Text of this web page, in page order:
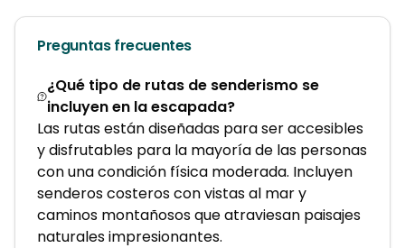
Preguntas frecuentes
¿Qué tipo de rutas de senderismo se
incluyen en la escapada?
Las rutas están diseñadas para ser accesibles
y disfrutables para la mayoría de las personas
con una condición física moderada. Incluyen
senderos costeros con vistas al mar y
caminos montañosos que atraviesan paisajes
naturales impresionantes.